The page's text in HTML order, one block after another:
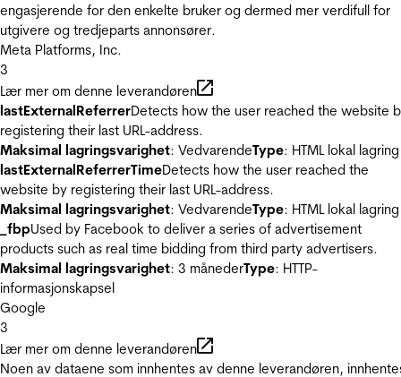
engasjerende for den enkelte bruker og dermed mer verdifull for
utgivere og tredjeparts annonsører.
Meta Platforms, Inc.
3
Lær mer om denne leverandøren
lastExternalReferrerDetects how the user reached the website
registering their last URL-address.
Maksimal lagringsvarighet: VedvarendeType: HTML lokal lagring
lastExternalReferrerTimeDetects how the user reached the
website by registering their last URL-address.
Maksimal lagringsvarighet: VedvarendeType: HTML lokal lagring
_fbpUsed by Facebook to deliver a series of advertisement
products such as real time bidding from third party advertisers.
Maksimal lagringsvarighet: 3 månederType: HTTP-
informasjonskapsel
Google
3
Lær mer om denne leverandøren
Noen av dataene som innhentes av denne leverandøren,